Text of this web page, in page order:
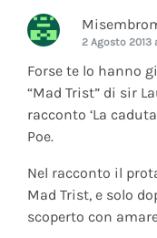
2 Agosto 2013
Forse te lo hanno
“Mad Trist” di sir
racconto ‘La
Poe.
Nel racconto il
Mad Trist, e solo
scoperto con